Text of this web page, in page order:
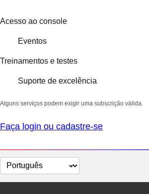
Acesso ao console
Eventos
Treinamentos e testes
Suporte de excelência
Alguns serviços podem exigir uma subscrição válida.
Faça login ou cadastre-se
Selecionar
idioma